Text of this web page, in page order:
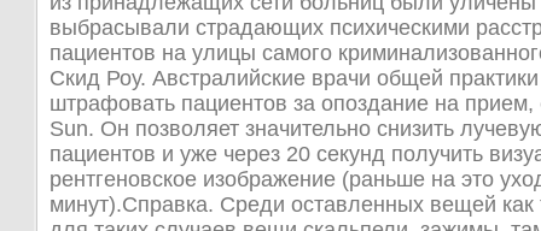
выбрасывали страдающих психическими
пациентов на улицы самого
Скид Роу. Австралийские врачи общей
штрафовать пациентов за опоздание на
Sun. Он позволяет значительно снизить
пациентов и уже через 20 секунд получить
рентгеновское изображение (раньше на это
минут).Справка. Среди оставленных вещей